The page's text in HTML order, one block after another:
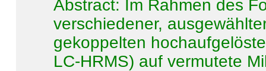
Abstract: Im Rahmen des
verschiedener,
gekoppelten
LC-HRMS) auf vermutete